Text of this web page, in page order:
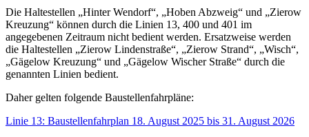
Die Haltestellen „Hinter Wendorf“, „Hoben Abzweig“ und „Zierow
Kreuzung“ können durch die Linien 13, 400 und 401 im
angegebenen Zeitraum nicht bedient werden. Ersatzweise werden
die Haltestellen „Zierow Lindenstraße“, „Zierow Strand“, „Wisch“,
„Gägelow Kreuzung“ und „Gägelow Wischer Straße“ durch die
genannten Linien bedient.
Daher gelten folgende Baustellenfahrpläne:
Linie 13: Baustellenfahrplan 18. August 2025 bis 31. August 2026